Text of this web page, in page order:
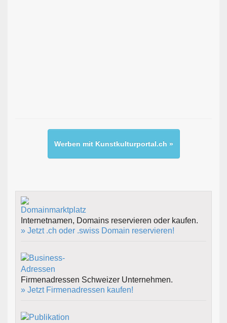
Werben mit Kunstkulturportal.ch »
Internetnamen, Domains reservieren oder kaufen.
» Jetzt .ch oder .swiss Domain reservieren!
Firmenadressen Schweizer Unternehmen.
» Jetzt Firmenadressen kaufen!